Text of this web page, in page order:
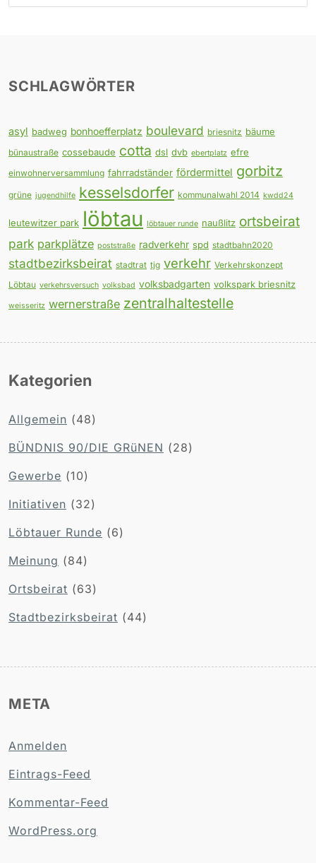
SCHLAGWÖRTER
asyl badweg bonhoefferplatz boulevard briesnitz bäume
bünaustraße cossebaude cotta dsl dvb ebertplatz efre
einwohnerversammlung fahrradständer fördermittel gorbitz
grüne jugendhilfe kesselsdorfer kommunalwahl 2014 kwdd24
leutewitzer park löbtau löbtauer runde naußlitz ortsbeirat
park parkplätze poststraße radverkehr spd stadtbahn2020
stadtbezirksbeirat stadtrat tjg verkehr Verkehrskonzept
Löbtau verkehrsversuch volksbad volksbadgarten volkspark briesnitz
weisseritz wernerstraße zentralhaltestelle
Kategorien
Allgemein (48)
BÜNDNIS 90/DIE GRüNEN (28)
Gewerbe (10)
Initiativen (32)
Löbtauer Runde (6)
Meinung (84)
Ortsbeirat (63)
Stadtbezirksbeirat (44)
META
Anmelden
Eintrags-Feed
Kommentar-Feed
WordPress.org